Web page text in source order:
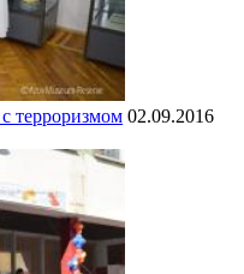
терроризмом 02.09.2016